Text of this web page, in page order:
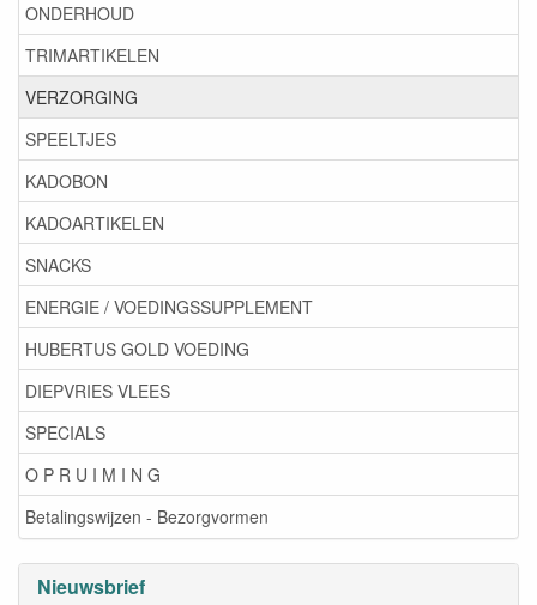
ONDERHOUD
TRIMARTIKELEN
VERZORGING
SPEELTJES
KADOBON
KADOARTIKELEN
SNACKS
ENERGIE / VOEDINGSSUPPLEMENT
HUBERTUS GOLD VOEDING
DIEPVRIES VLEES
SPECIALS
O P R U I M I N G
Betalingswijzen - Bezorgvormen
Nieuwsbrief